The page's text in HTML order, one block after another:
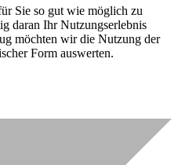
Sie so gut wie möglich zu
daran Ihr Nutzungserlebnis
möchten wir die Nutzung der
Form auswerten.